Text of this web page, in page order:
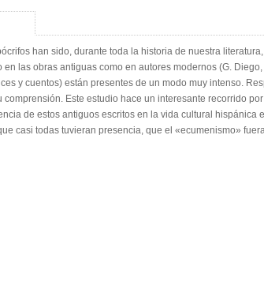
han sido, durante toda la historia de nuestra
en las obras antiguas como en autores modernos (G.
y cuentos) están presentes de un modo muy intenso.
comprensión. Este estudio hace un interesante recorrido
de estos antiguos escritos en la vida cultural hispánica
casi todas tuvieran presencia, que el «ecumenismo»